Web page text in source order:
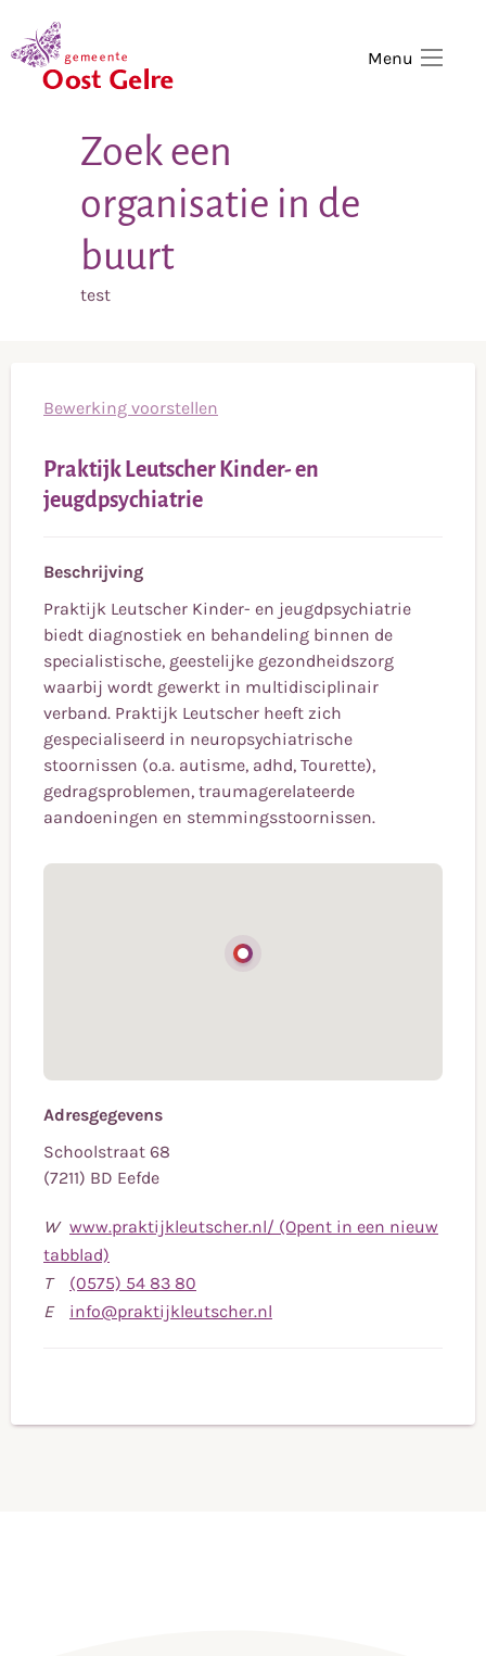
Menu
Zoek een
organisatie in de
buurt
test
Bewerking voorstellen
Praktijk Leutscher Kinder- en
jeugdpsychiatrie
Beschrijving
Praktijk Leutscher Kinder- en jeugdpsychiatrie
biedt diagnostiek en behandeling binnen de
specialistische, geestelijke gezondheidszorg
waarbij wordt gewerkt in multidisciplinair
verband. Praktijk Leutscher heeft zich
gespecialiseerd in neuropsychiatrische
stoornissen (o.a. autisme, adhd, Tourette),
gedragsproblemen, traumagerelateerde
aandoeningen en stemmingsstoornissen.
Adresgegevens
Schoolstraat 68
(7211) BD Eefde
W www.praktijkleutscher.nl/ (Opent in een nieuw
tabblad)
T
(0575) 54 83 80
naar
83
E info@praktijkleutscher.nl
naar